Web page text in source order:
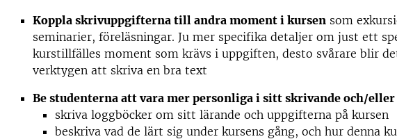
Koppla skrivuppgifterna till andra moment i kursen som
seminarier, föreläsningar. Ju mer specifika detaljer om just ett
kurstillfälles moment som krävs i uppgiften, desto svårare blir
verktygen att skriva en bra text
Be studenterna att vara mer personliga i sitt skrivande och/eller
skriva loggböcker om sitt lärande och uppgifterna på kursen
beskriva vad de lärt sig under kursens gång, och hur denna